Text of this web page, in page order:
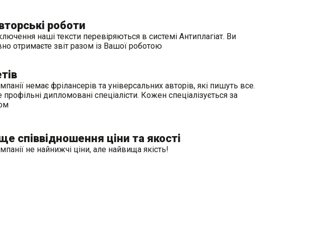
роботи
наші тексти перевіряються в системі Антиплагіат. Ви
отримаєте звіт разом із Вашої роботою
немає фрілансерів та універсальних авторів, які пишуть все.
дипломовані спеціалісти. Кожен спеціалізується за
співвідношення ціни та якості
не найнижчі ціни, але найвища якість!